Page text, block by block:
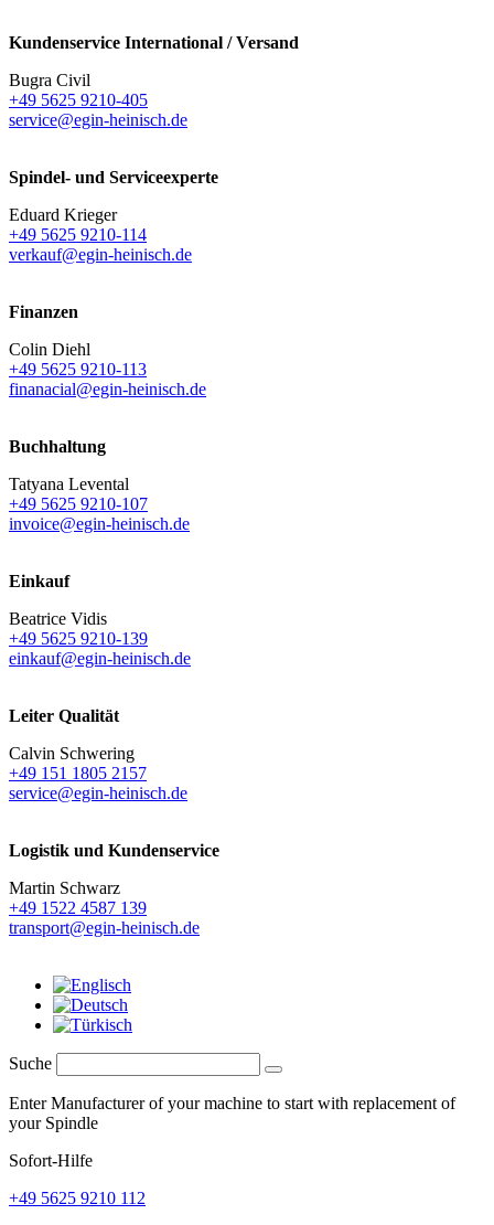
Kundenservice International / Versand
Bugra Civil
+49 5625 9210-405
service@egin-heinisch.de
Spindel- und Serviceexperte
Eduard Krieger
+49 5625 9210-114
verkauf@egin-heinisch.de
Finanzen
Colin Diehl
+49 5625 9210-113
finanacial@egin-heinisch.de
Buchhaltung
Tatyana Levental
+49 5625 9210-107
invoice@egin-heinisch.de
Einkauf
Beatrice Vidis
+49 5625 9210-139
einkauf@egin-heinisch.de
Leiter Qualität
Calvin Schwering
+49 151 1805 2157
service@egin-heinisch.de
Logistik und Kundenservice
Martin Schwarz
+49 1522 4587 139
transport@egin-heinisch.de
Suche
Enter Manufacturer of your machine to start with replacement of
your Spindle
Sofort-Hilfe
+49 5625 9210 112